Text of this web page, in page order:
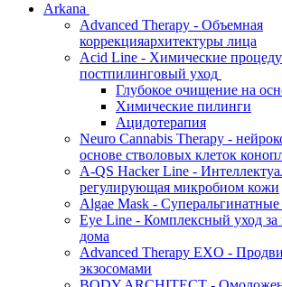
Arkana
Advanced Therapy - Объемная
коррекцияархитектуры лица
Acid Line - Химические
постпилинговый уход
Глубокое очищение на
Химические пилинги
Ацидотерапия
Neuro Cannabis Therapy -
основе стволовых клеток
A-QS Hacker Line -
регулирующая микробиом кожи
Algae Mask - Суперальгинатные
Eye Line - Комплексный уход за
дома
Advanced Therapy EXO -
экзосомами